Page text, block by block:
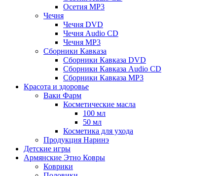
Осетия MP3
Чечня
Чечня DVD
Чечня Audio CD
Чечня MP3
Сборники Кавказа
Сборники Кавказа DVD
Сборники Кавказа Audio CD
Сборники Кавказа MP3
Красота и здоровье
Ваки Фарм
Косметические масла
100 мл
50 мл
Косметика для ухода
Продукция Наринэ
Детские игры
Армянские Этно Ковры
Коврики